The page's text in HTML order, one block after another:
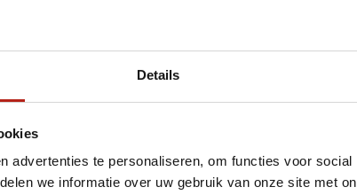
Details
advertenties te personaliseren, om functies voor
we informatie over uw gebruik van onze site met